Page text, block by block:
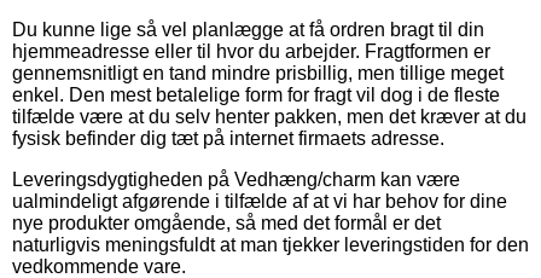
Du kunne lige så vel planlægge at få ordren bragt til din
hjemmeadresse eller til hvor du arbejder. Fragtformen er
gennemsnitligt en tand mindre prisbillig, men tillige meget
enkel. Den mest betalelige form for fragt vil dog i de fleste
tilfælde være at du selv henter pakken, men det kræver at du
fysisk befinder dig tæt på internet firmaets adresse.
Leveringsdygtigheden på Vedhæng/charm kan være
ualmindeligt afgørende i tilfælde af at vi har behov for dine
nye produkter omgående, så med det formål er det
naturligvis meningsfuldt at man tjekker leveringstiden for den
vedkommende vare.